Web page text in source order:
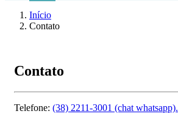
Início
Contato
Contato
Telefone: (38) 2211-3001 (chat whatsapp).